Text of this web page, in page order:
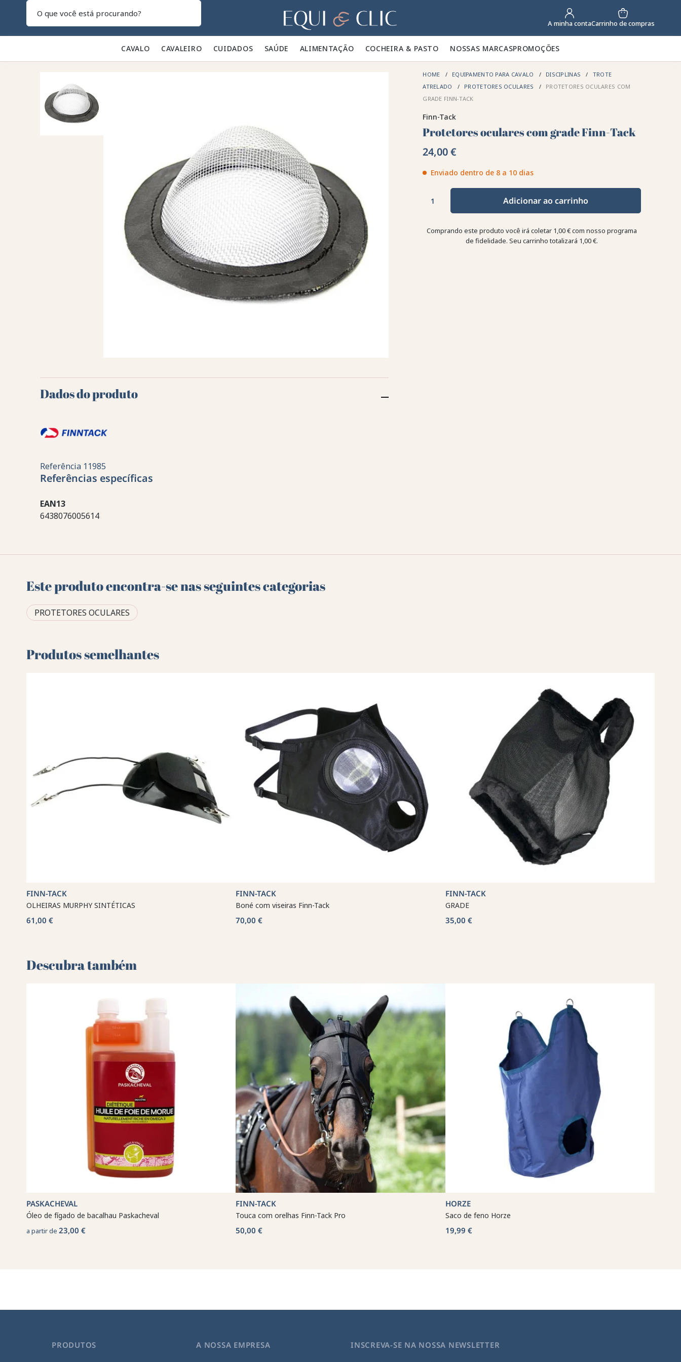
Lar A minha contaCarrinho de compras
CAVALO 🐎 CAVALEIRO 👕 CUIDADOS 🪮 SAÚDE ✨ ALIMENTAÇÃO 🥕 COCHEIRA & PASTO 🍃 NOSSAS MARCASPROMOÇÕES
HOME EQUIPAMENTO PARA CAVALO DISCIPLINAS
TROTE
ATRELADO
PROTETORES OCULARES
PROTETORES OCULARES COM
GRADE FINN-TACK
Finn-Tack
Protetores oculares com grade Finn-Tack
24,00 €
Enviado dentro de 8 a 10 dias
Adicionar ao carrinho
Comprando este produto você irá coletar 1,00 €com nosso programa
de fidelidade. Seu carrinho totalizará 1,00 €.
Dados do produto
Referência 11985
Referências específicas
EAN13
6438076005614
Este produto encontra-se nas seguintes categorias
PROTETORES OCULARES
Produtos semelhantes
FINN-TACK
OLHEIRAS MURPHY SINTÉTICAS
61,00 €
FINN-TACK
Boné com viseiras Finn-Tack
70,00 €
FINN-TACK
GRADE
35,00 €
Descubra também 🌻
PASKACHEVAL
Óleo de fígado de bacalhau Paskacheval
a partir de23,00 €
FINN-TACK
Touca com orelhas Finn-Tack Pro
50,00 €
HORZE
Saco de feno Horze
19,99 €
PRODUTOS A NOSSA EMPRESA INSCREVA-SE NA NOSSA NEWSLETTER